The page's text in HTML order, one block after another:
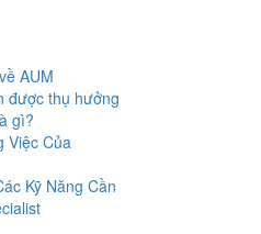
AUM
được thụ hưởng
gì?
Việc Của
Kỹ Năng Cần